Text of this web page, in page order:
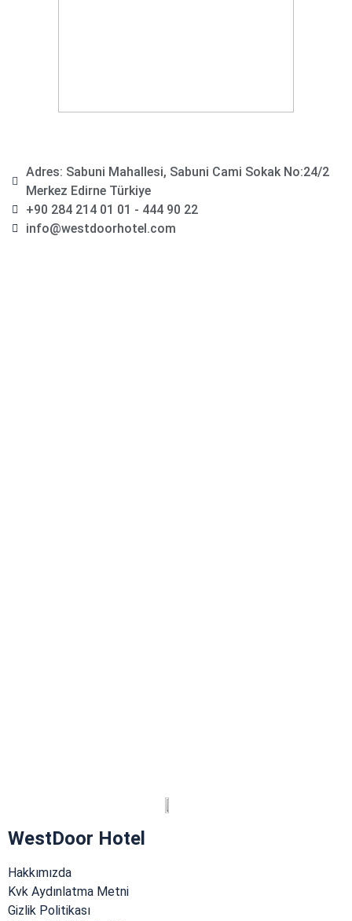
Adres: Sabuni Mahallesi, Sabuni Cami Sokak No:24/2
Merkez Edirne Türkiye
+90 284 214 01 01 - 444 90 22
info@westdoorhotel.com
WestDoor Hotel
Hakkımızda
Kvk Aydınlatma Metni
Gizlik Politikası